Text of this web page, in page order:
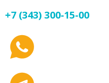
+7 (343) 300-15-00